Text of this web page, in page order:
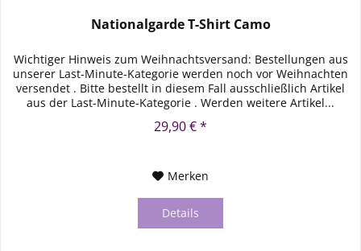
Nationalgarde T-Shirt Camo
Wichtiger Hinweis zum Weihnachtsversand: Bestellungen aus
unserer Last-Minute-Kategorie werden noch vor Weihnachten
versendet . Bitte bestellt in diesem Fall ausschließlich Artikel
aus der Last-Minute-Kategorie . Werden weitere Artikel...
29,90 € *
Merken
Details